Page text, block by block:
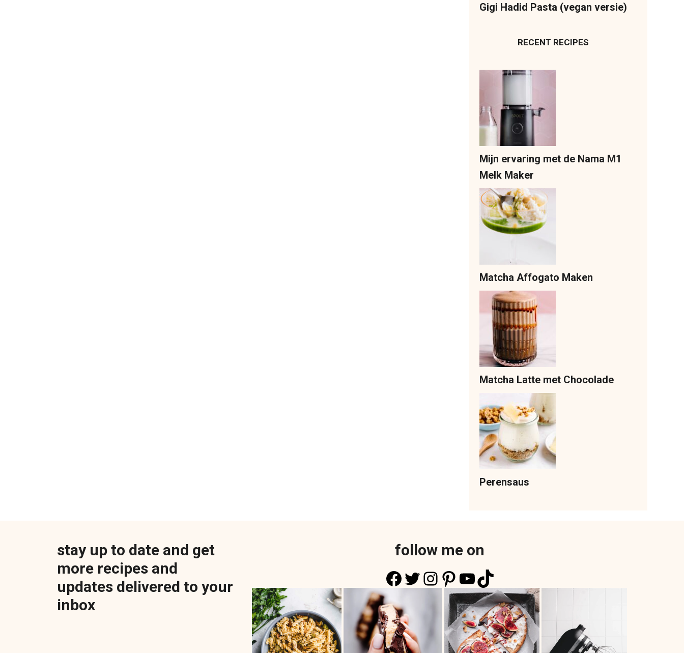
Gigi Hadid Pasta (vegan versie)
RECENT RECIPES
Mijn ervaring met de Nama M1
Melk Maker
Matcha Affogato Maken
Matcha Latte met Chocolade
Perensaus
stay up to date and get
more recipes and
updates delivered to your
inbox
follow me on
Facebook
Twitter
Instagram
Pinterest
YouTube
TikTok